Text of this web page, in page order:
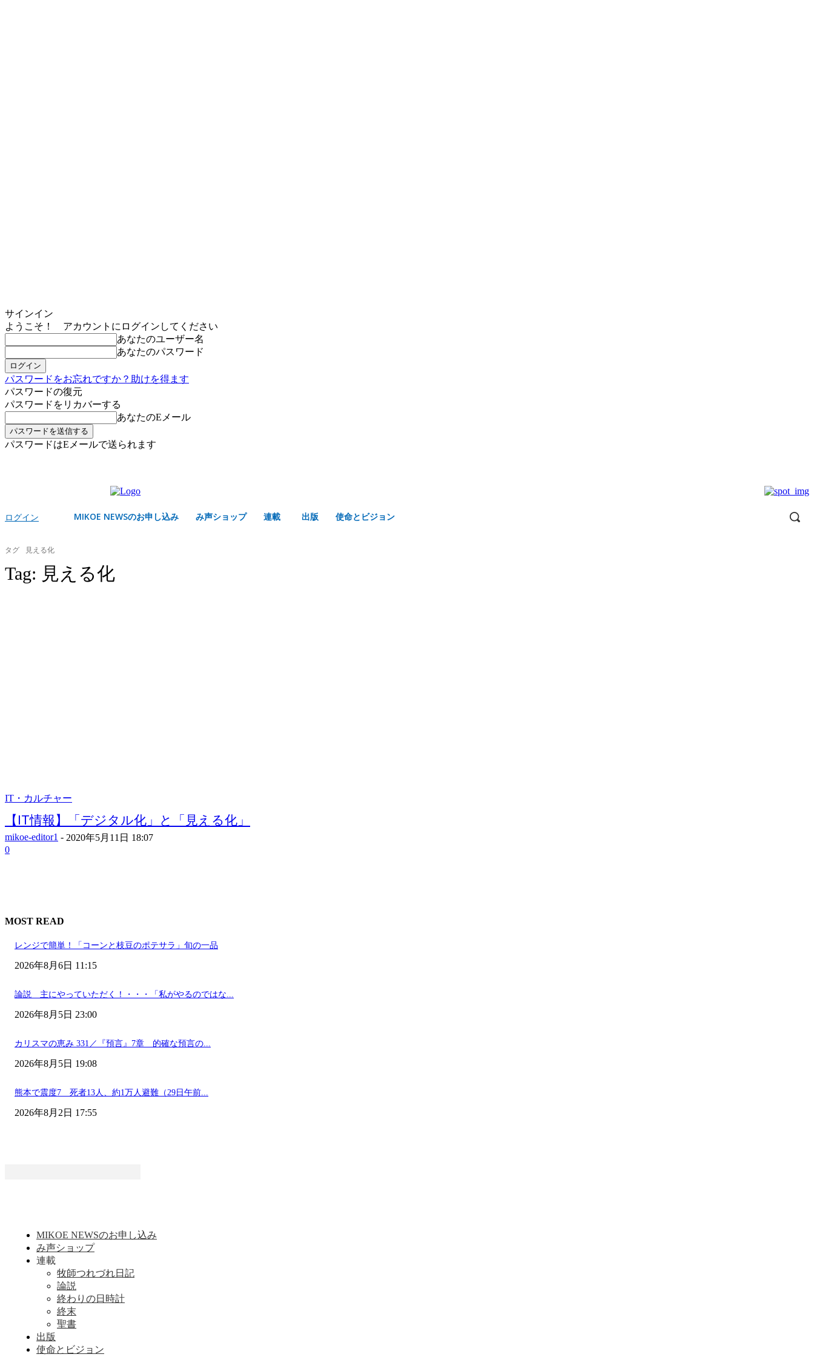
サインイン
ようこそ！ アカウントにログインしてください
あなたのユーザー名
あなたのパスワード
パスワードをお忘れですか？助けを得ます
パスワードの復元
パスワードをリカバーする
あなたのEメール
パスワードはEメールで送られます
ログイン MIKOE NEWSのお申し込み み声ショップ 連載 出版 使命とビジョン
タグ 見える化
Tag: 見える化
IT・カルチャー
【IT情報】「デジタル化」と「見える化」
mikoe-editor1 - 2020年5月11日 18:07
0
MOST READ
レンジで簡単！「コーンと枝豆のポテサラ」旬の一品
2026年8月6日 11:15
論説 主にやっていただく！・・・「私がやるのではな...
2026年8月5日 23:00
カリスマの恵み 331／『預言』7章 的確な預言の...
2026年8月5日 19:08
熊本で震度7 死者13人、約1万人避難（29日午前...
2026年8月2日 17:55
MIKOE NEWSのお申し込み
み声ショップ
連載
牧師つれづれ日記
論説
終わりの日時計
終末
聖書
出版
使命とビジョン